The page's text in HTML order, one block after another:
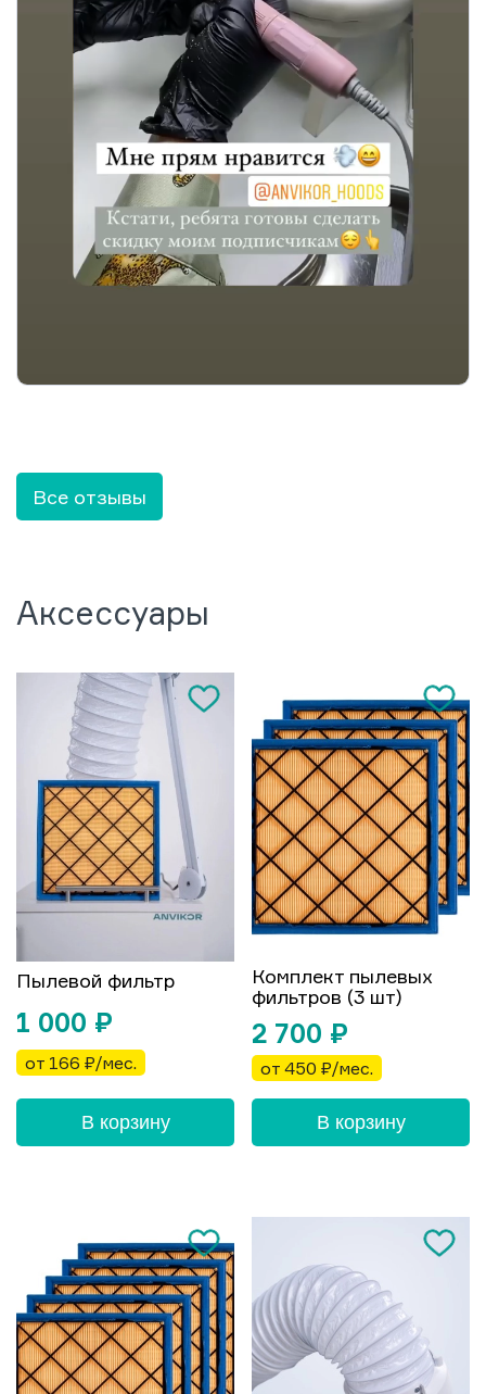
Все отзывы
Аксессуары
Пылевой фильтр
1 000 ₽
от 166 ₽/мес.
В корзину
Комплект пылевых
фильтров (3 шт)
2 700 ₽
от 450 ₽/мес.
В корзину